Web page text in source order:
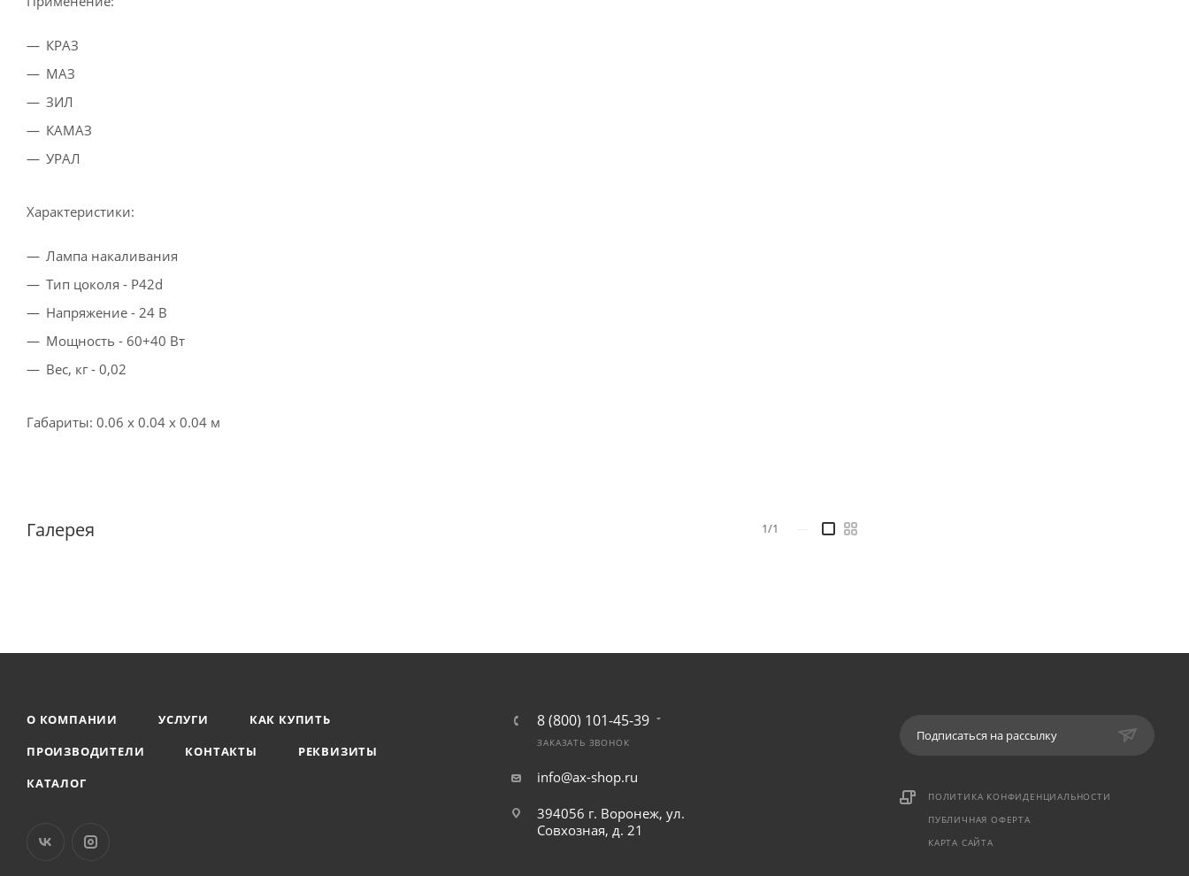
КРАЗ
МАЗ
ЗИЛ
КАМАЗ
УРАЛ
Характеристики:
Лампа накаливания
Тип цоколя - P42d
Напряжение - 24 В
Мощность - 60+40 Вт
Вес, кг - 0,02
Габариты: 0.06 x 0.04 x 0.04 м
Галерея 1/1
О КОМПАНИИ УСЛУГИ
КАК КУПИТЬ
ПРОИЗВОДИТЕЛИ
КОНТАКТЫ
РЕКВИЗИТЫ
КАТАЛОГ
8 (800) 101-45-39
ЗАКАЗАТЬ ЗВОНОК
info@ax-shop.ru
394056 г. Воронеж, ул.
Совхозная, д. 21
Подписаться на рассылку
ПОЛИТИКА КОНФИДЕНЦИАЛЬНОСТИ
ПУБЛИЧНАЯ ОФЕРТА
КАРТА САЙТА